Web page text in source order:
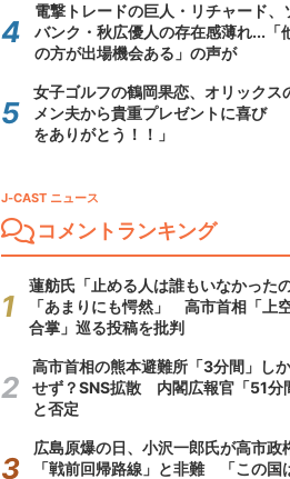
電撃トレードの巨人・リチャード、
バンク・秋広優人の存在感薄れ...「
の方が出場機会ある」の声が
女子ゴルフの鶴岡果恋、オリックス
メン夫から貴重プレゼントに喜び
をありがとう！！」
J-CAST ニュース
コメントランキング
蓮舫氏「止める人は誰もいなかったの
「あまりにも愕然」 高市首相「上
合掌」巡る投稿を批判
高市首相の熊本避難所「3分間」し
せず？SNS拡散 内閣広報官「51分
と否定
広島原爆の日、小沢一郎氏が高市政
「戦前回帰路線」と非難 「この国